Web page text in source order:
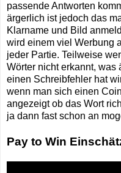
passende Antworten
ärgerlich ist jedoch das
Klarname und Bild
wird einem viel Werbung
jeder Partie. Teilweise
Wörter nicht erkannt, was
einen Schreibfehler hat
wenn man sich einen
angezeigt ob das Wort
ja dann fast schon an
Pay to Win